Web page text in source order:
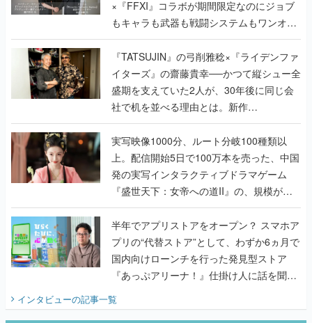
×『FFXI』コラボが期間限定なのにジョブ
もキャラも武器も戦闘システムもワンオフ
で作り込まれた理由を両ディレクターに聞
く
『TATSUJIN』の弓削雅稔×『ライデンファ
イターズ』の齋藤貴幸──かつて縦シュー全
盛期を支えていた2人が、30年後に同じ会
社で机を並べる理由とは。新作
『TATSUJIN EXTREME』で初タッグを組
んだレジェンド2人に訊く開発秘話
実写映像1000分、ルート分岐100種類以
上。配信開始5日で100万本を売った、中国
発の実写インタラクティブドラマゲーム
『盛世天下：女帝への道II』の、規模が違
うこだわりをプロデューサーに聞いた
半年でアプリストアをオープン？ スマホア
プリの“代替ストア”として、わずか6ヵ月で
国内向けローンチを行った発見型ストア
『あっぷアリーナ！』仕掛け人に話を聞い
てみた
インタビューの記事一覧